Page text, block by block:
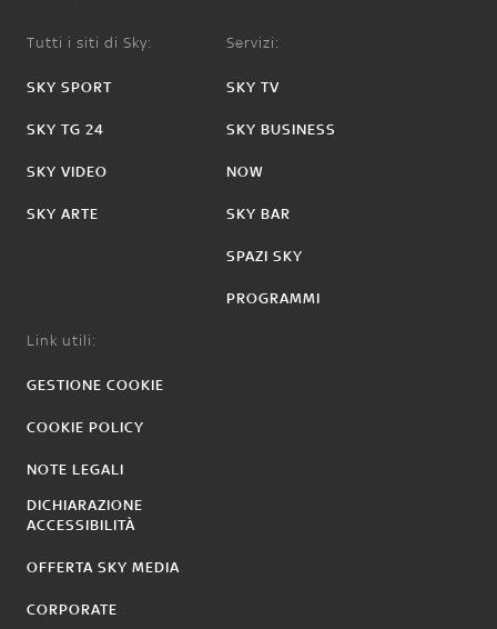
Tutti i siti di Sky:
SKY SPORT
SKY TG 24
SKY VIDEO
SKY ARTE
Servizi:
SKY TV
SKY BUSINESS
NOW
SKY BAR
SPAZI SKY
PROGRAMMI
Link utili:
GESTIONE COOKIE
COOKIE POLICY
NOTE LEGALI
DICHIARAZIONE
ACCESSIBILITÀ
OFFERTA SKY MEDIA
CORPORATE